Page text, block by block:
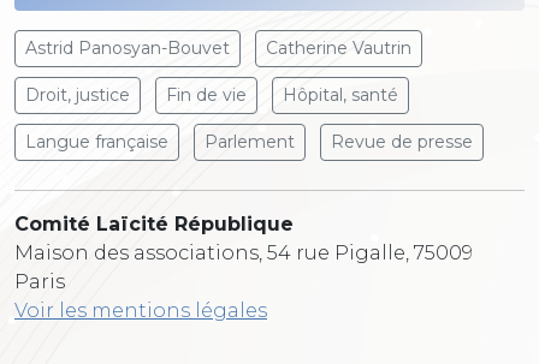
Astrid Panosyan-Bouvet Catherine Vautrin
Droit, justice Fin de vie Hôpital, santé
Langue française Parlement Revue de presse
Comité Laïcité République
Maison des associations, 54 rue Pigalle, 75009
Paris
Voir les mentions légales